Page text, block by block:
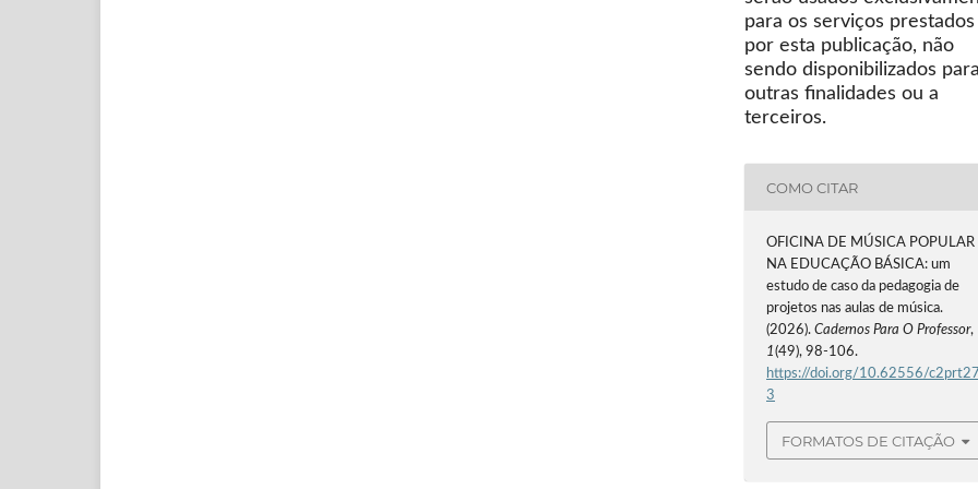
para os serviços prestados
por esta publicação, não
sendo disponibilizados
outras finalidades ou a
terceiros.
COMO CITAR
OFICINA DE MÚSICA POPULAR
NA EDUCAÇÃO BÁSICA: um
estudo de caso da pedagogia de
projetos nas aulas de música.
(2026).Cadernos Para O Professor,
1(49), 98-106.
https://doi.org/10.62556/
3
FORMATOS DE CITAÇÃO